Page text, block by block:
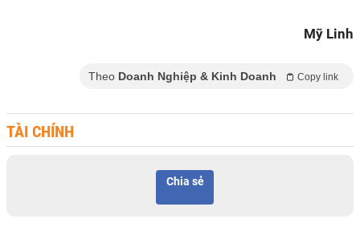
Mỹ Linh
Theo Doanh Nghiệp & Kinh Doanh Copy link
TÀI CHÍNH
Chia sẻ